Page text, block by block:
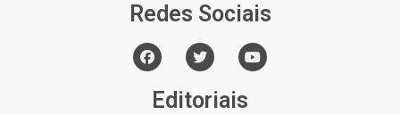
Redes Sociais
Editoriais